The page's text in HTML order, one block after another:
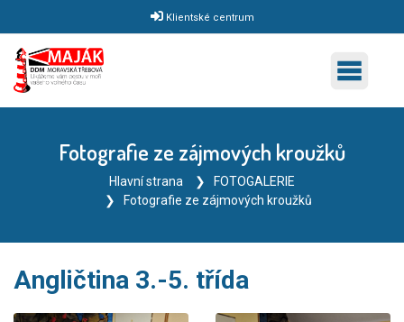
Klientské centrum
Fotografie ze zájmových kroužků
Hlavní strana
FOTOGALERIE
Fotografie ze zájmových kroužků
Angličtina 3.-5. třída